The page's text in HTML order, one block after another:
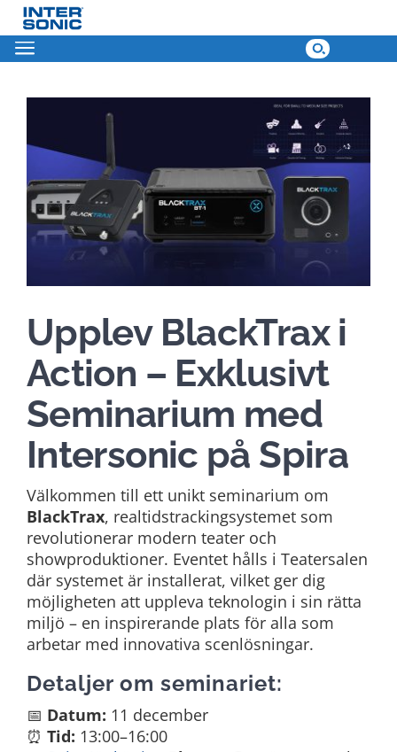
Skip
to
content
Image
Upplev BlackTrax i
Action – Exklusivt
Seminarium med
Intersonic på Spira
Välkommen till ett unikt seminarium om
BlackTrax, realtidstrackingsystemet som
revolutionerar modern teater och
showproduktioner. Eventet hålls i Teatersalen
där systemet är installerat, vilket ger dig
möjligheten att uppleva teknologin i sin rätta
miljö – en inspirerande plats för alla som
arbetar med innovativa scenlösningar.
Detaljer om seminariet:
📅 Datum: 11 december
⏰ Tid: 13:00–16:00